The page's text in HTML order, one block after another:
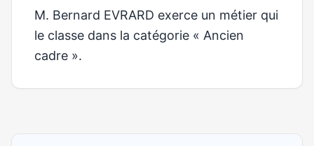
M. Bernard EVRARD exerce un métier qui
le classe dans la catégorie « Ancien
cadre ».